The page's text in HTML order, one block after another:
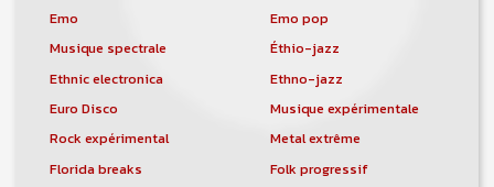
Emo
Emo pop
Musique spectrale
Éthio-jazz
Ethnic electronica
Ethno-jazz
Euro Disco
Musique expérimentale
Rock expérimental
Metal extrême
Florida breaks
Folk progressif